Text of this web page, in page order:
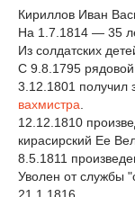
Кириллов Иван
На 1.7.1814 — 35
Из солдатских
С 9.8.1795 рядовой
3.12.1801
вахмистра
12.12.1810
кирасирский Ее
8.5.1811
Уволен от службы
21.1.1816.